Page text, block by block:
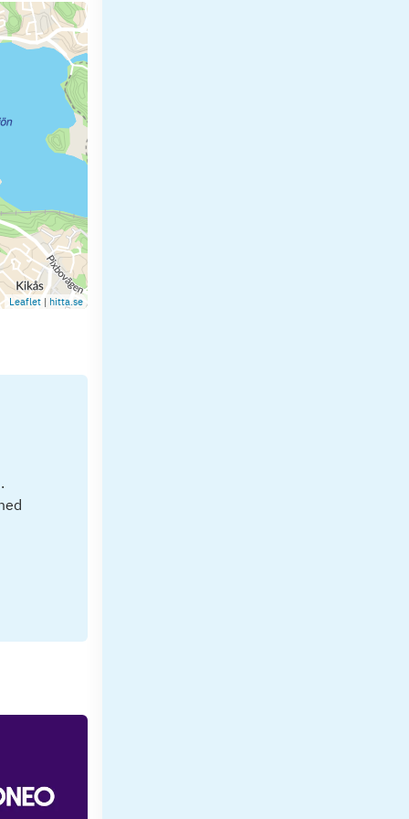
Leaflet | hitta.se